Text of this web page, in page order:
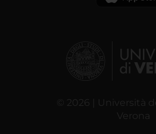
© 2026 | Università
Verona